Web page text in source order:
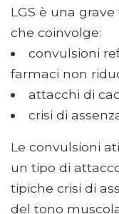
LGS è una
che coinvolge:
convulsioni
farmaci non
attacchi di
crisi di
Le convulsioni
un tipo di
tipiche crisi di
del tono